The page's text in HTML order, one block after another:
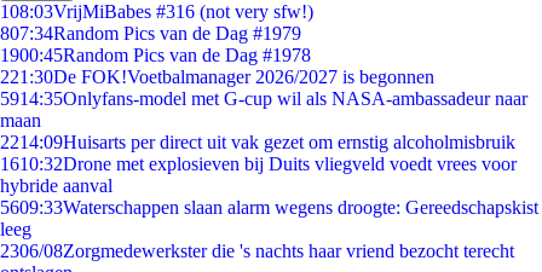
108:03VrijMiBabes #316 (not very sfw!)
807:34Random Pics van de Dag #1979
1900:45Random Pics van de Dag #1978
221:30De FOK!Voetbalmanager 2026/2027 is begonnen
5914:35Onlyfans-model met G-cup wil als NASA-ambassadeur naar
maan
2214:09Huisarts per direct uit vak gezet om ernstig alcoholmisbruik
1610:32Drone met explosieven bij Duits vliegveld voedt vrees voor
hybride aanval
5609:33Waterschappen slaan alarm wegens droogte: Gereedschapskist
leeg
2306/08Zorgmedewerkster die 's nachts haar vriend bezocht terecht